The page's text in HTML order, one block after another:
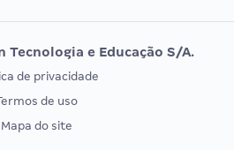
Vunesp
EXAME DE ORDEM
Tecnologia e Educação S/A.
de privacidade
de uso
Mapa do site